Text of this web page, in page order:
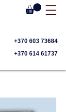
+370 603 73684
+370 614 61737